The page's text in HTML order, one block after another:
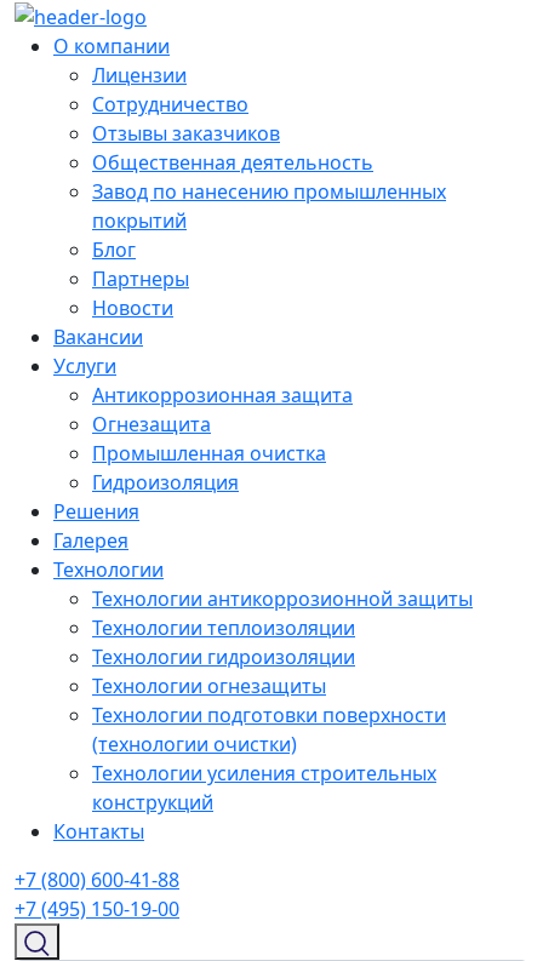
О компании
Лицензии
Сотрудничество
Отзывы заказчиков
Общественная деятельность
Завод по нанесению промышленных
покрытий
Блог
Партнеры
Новости
Вакансии
Услуги
Антикоррозионная защита
Огнезащита
Промышленная очистка
Гидроизоляция
Решения
Галерея
Технологии
Технологии антикоррозионной защиты
Технологии теплоизоляции
Технологии гидроизоляции
Технологии огнезащиты
Технологии подготовки поверхности
(технологии очистки)
Технологии усиления строительных
конструкций
Контакты
+7 (800) 600-41-88
+7 (495) 150-19-00